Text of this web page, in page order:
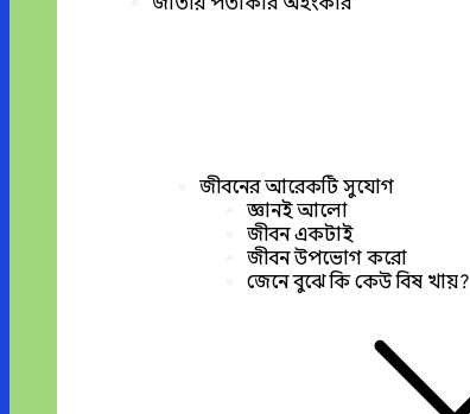
জীবনের আরেকটি সুযোগ
জ্ঞানই আলো
জীবন একটাই
জীবন উপভোগ করো
জেনে বুঝে কি কেউ বিষ খায়?